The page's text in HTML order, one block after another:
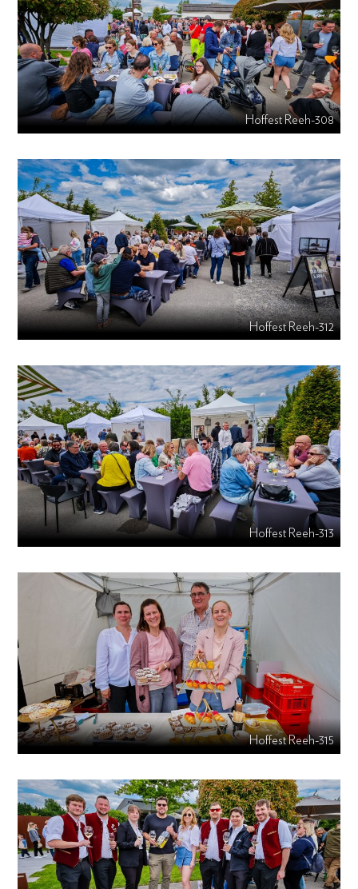
Hoffest Reeh-308
Hoffest Reeh-312
Hoffest Reeh-313
Hoffest Reeh-315